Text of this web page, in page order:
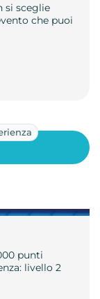
si sceglie
che puoi
punti
livello 2